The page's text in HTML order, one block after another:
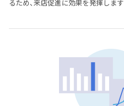
るため、来店促進に効果を発揮します